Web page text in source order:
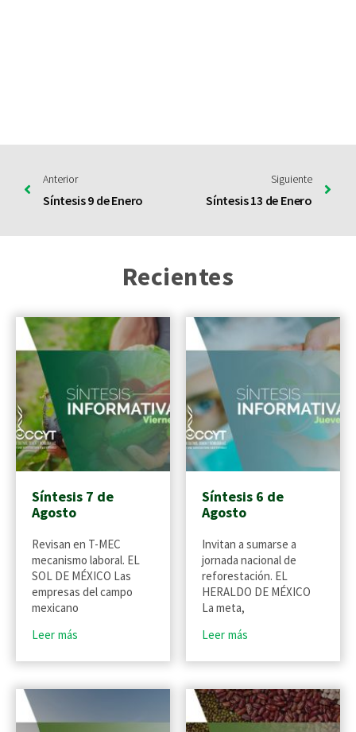
Anterior
Síntesis 9 de Enero
Siguiente
Síntesis 13 de Enero
Recientes
Síntesis 7 de
Agosto
Revisan en T-MEC
mecanismo laboral. EL
SOL DE MÉXICO Las
empresas del campo
mexicano
Leer más
Síntesis 6 de
Agosto
Invitan a sumarse a
jornada nacional de
reforestación. EL
HERALDO DE MÉXICO
La meta,
Leer más